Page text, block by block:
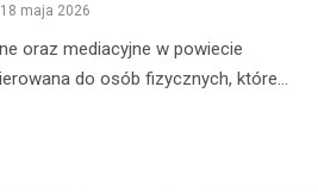
18 maja 2026
oraz mediacyjne w powiecie
do osób fizycznych, które…